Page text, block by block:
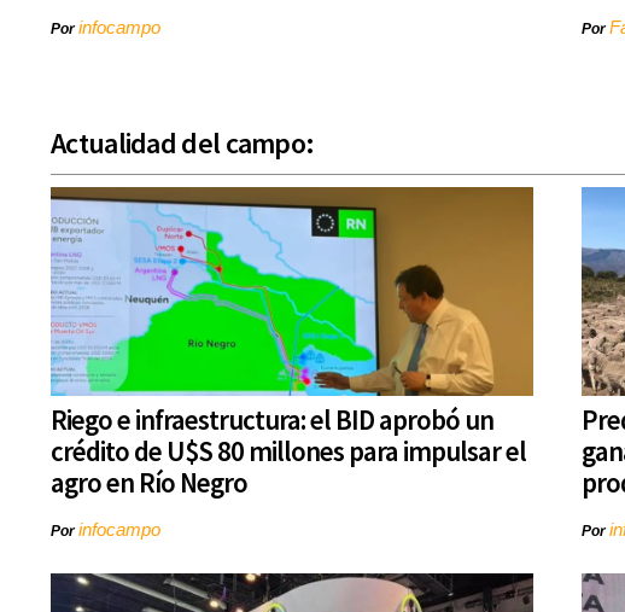
Porinfocampo Por
Actualidad del campo:
Riego e infraestructura: el BID aprobó un
crédito de U$S 80 millones para impulsar el
agro en Río Negro
Porinfocampo Por